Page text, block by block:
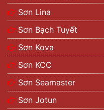
Sơn Lina
Sơn Bạch Tuyết
Sơn Kova
Sơn KCC
Sơn Seamaster
Sơn Jotun